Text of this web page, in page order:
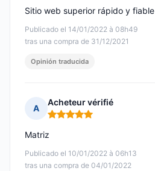
Publicado el 14/01/2022 à 08h49
tras una compra de 31/12/2021
Sitio web superior rápido y fiable
Opinión traducida
A
Acheteur vérifié
Nota: 5 de 5
Publicado el 10/01/2022 à 06h13
tras una compra de 04/01/2022
Matriz